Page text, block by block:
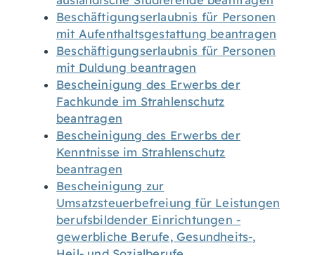
Beschäftigungserlaubnis für Personen
mit Aufenthaltsgestattung beantragen
Beschäftigungserlaubnis für Personen
mit Duldung beantragen
Bescheinigung des Erwerbs der
Fachkunde im Strahlenschutz
beantragen
Bescheinigung des Erwerbs der
Kenntnisse im Strahlenschutz
beantragen
Bescheinigung zur
Umsatzsteuerbefreiung für Leistungen
berufsbildender Einrichtungen -
gewerbliche Berufe, Gesundheits-,